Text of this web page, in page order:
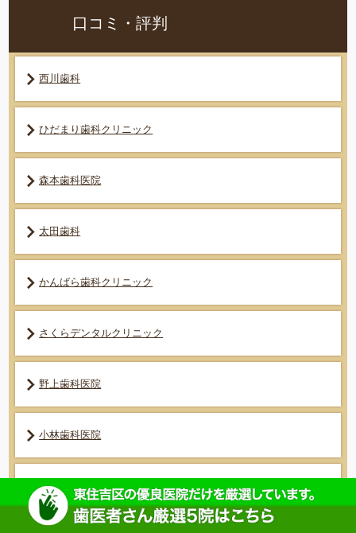
口コミ・評判
西川歯科
ひだまり歯科クリニック
森本歯科医院
太田歯科
かんばら歯科クリニック
さくらデンタルクリニック
野上歯科医院
小林歯科医院
さいのき（才野木）歯科